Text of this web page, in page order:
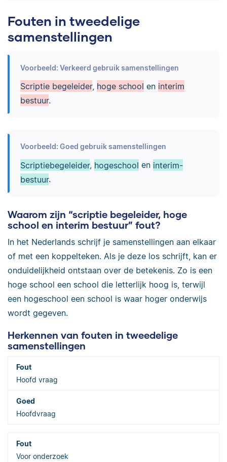
Fouten in tweedelige
samenstellingen
Voorbeeld: Verkeerd gebruik samenstellingen
Scriptie begeleider, hoge school en interim
bestuur.
Voorbeeld: Goed gebruik samenstellingen
Scriptiebegeleider, hogeschool en interim-
bestuur.
Waarom zijn “scriptie begeleider, hoge
school en interim bestuur” fout?
In het Nederlands schrijf je samenstellingen aan elkaar
of met een koppelteken. Als je deze los schrijft, kan er
onduidelijkheid ontstaan over de betekenis. Zo is een
hoge school een school die letterlijk hoog is, terwijl
een hogeschool een school is waar hoger onderwijs
wordt gegeven.
Herkennen van fouten in tweedelige
samenstellingen
Hoofd vraag
Hoofdvraag
Voor onderzoek